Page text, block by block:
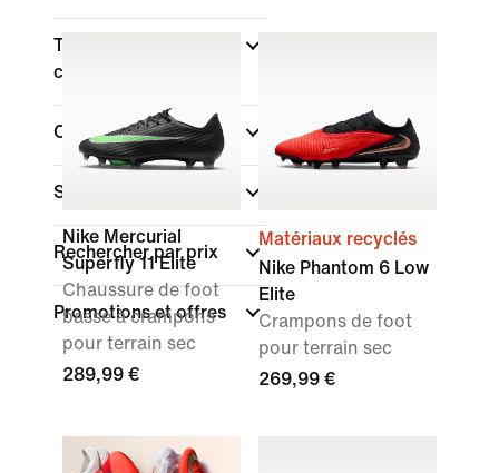
Type de coupe des
chaussures
Collections
Surface
Rechercher par prix
Promotions et offres
Nike Mercurial
Superfly 11 Elite
Chaussure de foot
basse à crampons
pour terrain sec
289,99 €
Matériaux recyclés
Nike Phantom 6 Low
Elite
Crampons de foot
pour terrain sec
269,99 €